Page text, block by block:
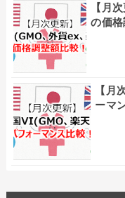
【月
の価格
【月
ーマ